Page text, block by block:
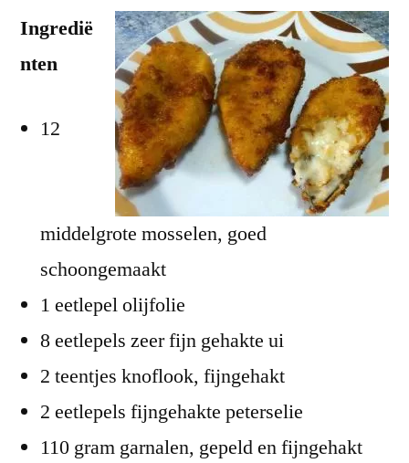
Ingredië
nten
12
middelgrote mosselen, goed
schoongemaakt
1 eetlepel olijfolie
8 eetlepels zeer fijn gehakte ui
2 teentjes knoflook, fijngehakt
2 eetlepels fijngehakte peterselie
110 gram garnalen, gepeld en fijngehakt